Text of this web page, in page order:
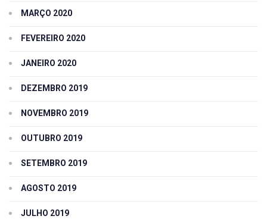
MARÇO 2020
FEVEREIRO 2020
JANEIRO 2020
DEZEMBRO 2019
NOVEMBRO 2019
OUTUBRO 2019
SETEMBRO 2019
AGOSTO 2019
JULHO 2019